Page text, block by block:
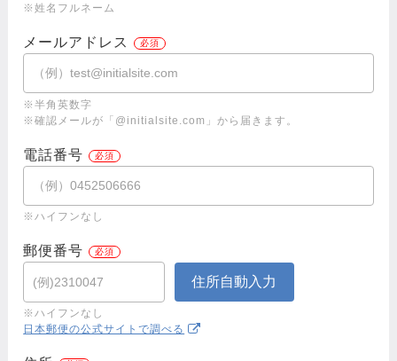
※姓名フルネーム
メールアドレス
※半角英数字
※確認メールが「@initialsite.com」から届きます。
電話番号
※ハイフンなし
郵便番号
※ハイフンなし
日本郵便の公式サイトで調べる